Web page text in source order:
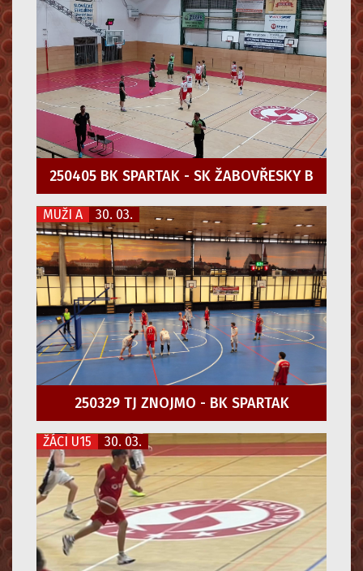
250405 BK SPARTAK - SK ŽABOVŘESKY B
MUŽI A 30. 03.
250329 TJ ZNOJMO - BK SPARTAK
ŽÁCI U15 30. 03.